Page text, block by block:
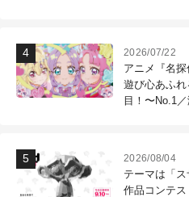
2026/07/22
アニメ『名
遊び心あふ
目！〜No.1
2026/08/04
テーマは「
作品コンテ